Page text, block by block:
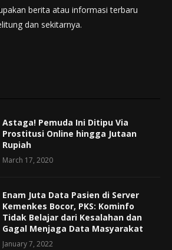
berita atau informasi terbaru
dan sekitarnya.
Astaga! Pemuda Ini Ditipu Via
Prostitusi Online hingga Jutaan
Rupiah
March 17, 2020
Enam Juta Data Pasien di Server
Kemenkes Bocor, PKS: Kominfo
Tidak Belajar dari Kesalahan dan
Gagal Menjaga Data Masyarakat
January 7, 2022